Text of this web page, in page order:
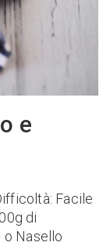
e
Facile
di
Nasello